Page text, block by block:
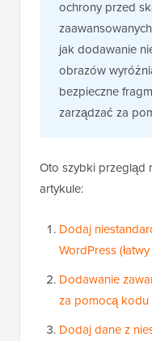
ochrony przed
jak dodawanie
obrazów
bezpieczne
zarządzać za
Oto szybki przegląd
artykule:
Dodaj
WordPress
Dodawanie
za pomocą kodu
Dodaj dane z